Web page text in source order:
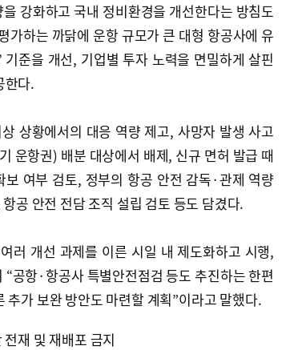
강화하고 국내 정비환경을 개선한다는 방침도
가하는 까닭에 운항 규모가 큰 대형 항공사에 유
기준을 개선, 기업별 투자 노력을 면밀하게 살핀
한다.
상황에서의 대응 역량 제고, 사망자 발생 사고
운항권) 배분 대상에서 배제, 신규 면허 발급 때
여부 검토, 정부의 항공 안전 감독·관제 역량
공 안전 전담 조직 설립 검토 등도 담겼다.
러 개선 과제를 이른 시일 내 제도화하고 시행,
공항·항공사 특별안전점검 등도 추진하는 한편
가 보완 방안도 마련할 계획”이라고 말했다.
재 및 재배포 금지